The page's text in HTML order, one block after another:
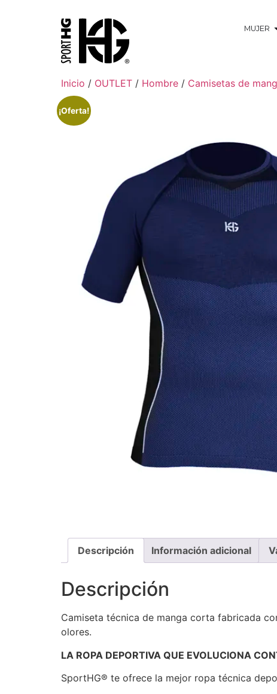
MUJER
Inicio / OUTLET / Hombre / Camisetas de
¡Oferta!
Descripción Información adicional
Descripción
Camiseta técnica de manga corta fabricada
olores.
LA ROPA DEPORTIVA QUE EVOLUCIONA
SportHG® te ofrece la mejor ropa técnica